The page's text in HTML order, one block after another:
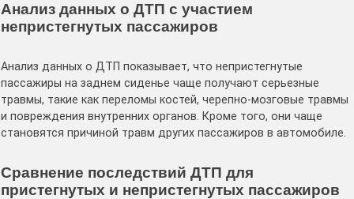
Анализ данных о ДТП с участием
непристегнутых пассажиров
Анализ данных о ДТП показывает, что непристегнутые
пассажиры на заднем сиденье чаще получают серьезные
травмы, такие как переломы костей, черепно-мозговые травмы
и повреждения внутренних органов. Кроме того, они чаще
становятся причиной травм других пассажиров в автомобиле.
Сравнение последствий ДТП для
пристегнутых и непристегнутых пассажиров